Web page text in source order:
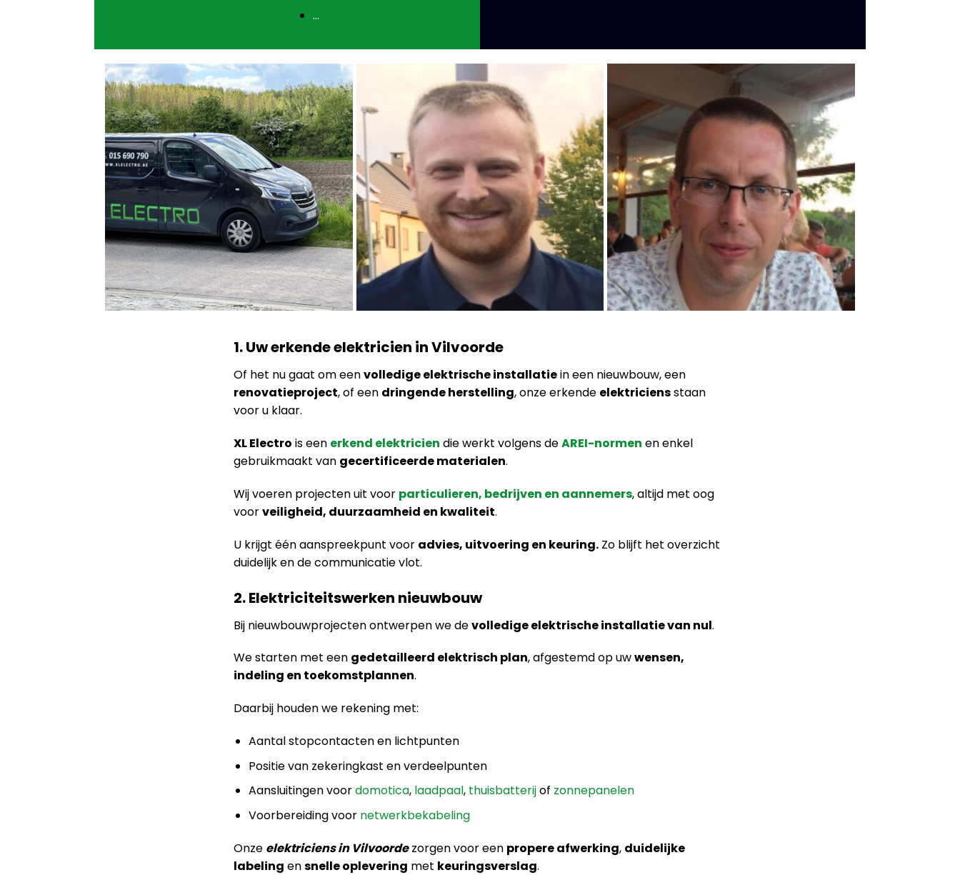
…
1. Uw erkende elektricien in Vilvoorde
Of het nu gaat om eenvolledige elektrische installatiein een nieuwbouw, een
renovatieproject, of een dringende herstelling, onze erkende elektriciensstaan
voor u klaar.
XL Electro is een erkend elektricien die werkt volgens deAREI-normen en enkel
gebruikmaakt van gecertificeerde materialen.
Wij voeren projecten uit voor particulieren, bedrijven en aannemers, altijd met oog
voorveiligheid, duurzaamheid en kwaliteit.
U krijgt één aanspreekpunt voor advies, uitvoering en keuring. Zo blijft het overzicht
duidelijk en de communicatie vlot.
2. Elektriciteitswerken nieuwbouw
Bij nieuwbouwprojecten ontwerpen we devolledige elektrische installatie van nul.
We starten met een gedetailleerd elektrisch plan, afgestemd op uwwensen,
indeling en toekomstplannen.
Daarbij houden we rekening met:
Aantal stopcontacten en lichtpunten
Positie van zekeringkast en verdeelpunten
Aansluitingen voordomotica, laadpaal, thuisbatterijof zonnepanelen
Voorbereiding voor netwerkbekabeling
Onze elektriciens in Vilvoordezorgen voor een propere afwerking, duidelijke
labeling ensnelle oplevering met keuringsverslag.